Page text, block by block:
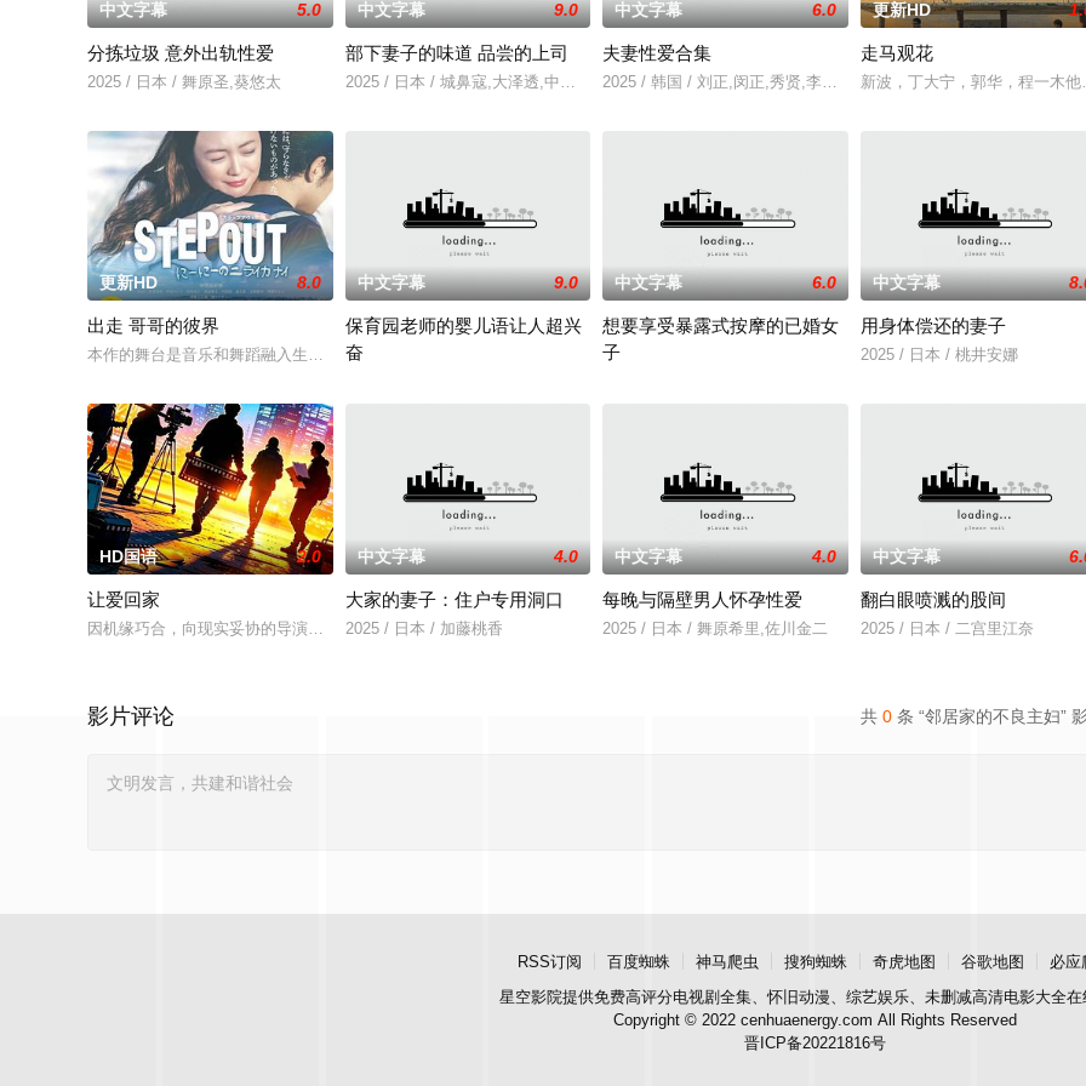
中文字幕 5.0
分拣垃圾 意外出轨性爱
2025 / 日本 / 舞原圣,葵悠太
中文字幕 9.0
部下妻子的味道 品尝的上司
2025 / 日本 / 城鼻寇,大泽透,中山健二
中文字幕 6.0
夫妻性爱合集
2025 / 韩国 / 刘正,闵正,秀贤,李恩美,韩石峰,闵道允,尚斗,尹江善
更新HD
走马观花
新波，丁大宁，郭华，程一木
更新HD 8.0
出走 哥哥的彼界
本作的舞台是音乐和舞蹈融入生活的冲绳。与母亲朱音、妹妹舞一起生活的照屋踊，憧憬舞蹈学校的丽莎，开始了舞蹈生涯。朱音为了支撑家数
中文字幕 9.0
保育园老师的婴儿语让人超兴
奋
中文字幕 6.0
想要享受暴露式按摩的已婚女
子
中文字幕
用身体偿还的妻子
2025 / 日本 / 桃井安娜
HD国语 2.0
让爱回家
因机缘巧合，向现实妥协的导演朱达仁萌生拍一部《河南人在北京》电影的念头，在说服主编姚松、老乡韩战、二房东杨小强加入后，一路曲折式
中文字幕 4.0
大家的妻子：住户专用洞口
2025 / 日本 / 加藤桃香
中文字幕 4.0
每晚与隔壁男人怀孕性爱
2025 / 日本 / 舞原希里,佐川金二
中文字幕
翻白眼喷溅的股间
2025 / 日本 / 二宫里江奈
共 0 条 “邻居家的不良主妇”
影片评论
RSS订阅 百度蜘蛛 神马爬虫 搜狗蜘蛛 奇虎地图 谷歌地图
必应
星空影院提供免费高评分电视剧全集、怀旧动漫、综艺娱乐、未删减高清电影大全在
Copyright © 2022 cenhuaenergy.com All Rights Reserved
晋ICP备20221816号